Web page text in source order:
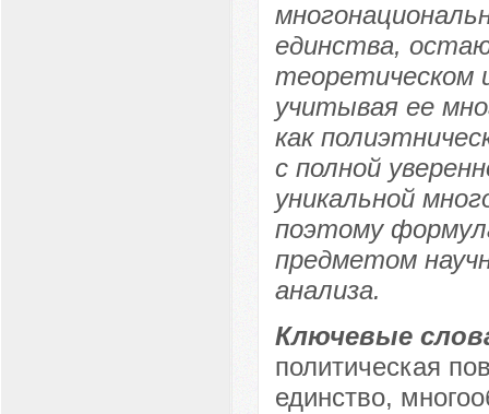
единства,
теоретическом
учитывая ее
как
с полной
уникальной
поэтому
предметом
анализа.
Ключевые
политическая
единство,